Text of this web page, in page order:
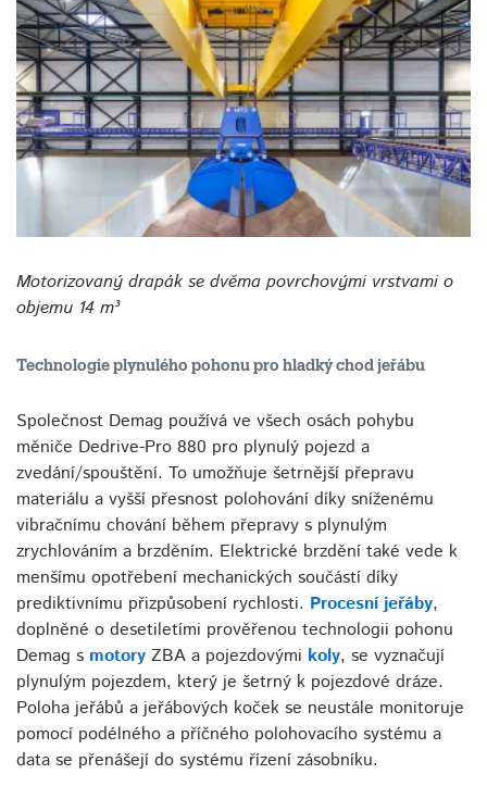
Motorizovaný drapák se dvěma povrchovými vrstvami o
objemu 14 m³
Technologie plynulého pohonu pro hladký chod jeřábu
Společnost Demag používá ve všech osách pohybu
měniče Dedrive-Pro 880 pro plynulý pojezd a
zvedání/spouštění. To umožňuje šetrnější přepravu
materiálu a vyšší přesnost polohování díky sníženému
vibračnímu chování během přepravy s plynulým
zrychlováním a brzděním. Elektrické brzdění také vede k
menšímu opotřebení mechanických součástí díky
prediktivnímu přizpůsobení rychlosti. Procesní jeřáby,
doplněné o desetiletími prověřenou technologii pohonu
Demag s motory ZBA a pojezdovými koly, se vyznačují
plynulým pojezdem, který je šetrný k pojezdové dráze.
Poloha jeřábů a jeřábových koček se neustále monitoruje
pomocí podélného a příčného polohovacího systému a
data se přenášejí do systému řízení zásobníku.